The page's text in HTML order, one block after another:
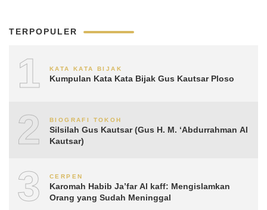
TERPOPULER
1 KATA KATA BIJAK
Kumpulan Kata Kata Bijak Gus Kautsar Ploso
2 BIOGRAFI TOKOH
Silsilah Gus Kautsar (Gus H. M. ‘Abdurrahman Al
Kautsar)
3 CERPEN
Karomah Habib Ja’far Al kaff: Mengislamkan
Orang yang Sudah Meninggal